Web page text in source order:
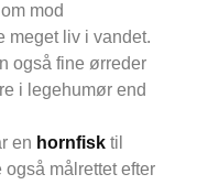
mod
meget liv i vandet.
også fine ørreder
i legehumør end
en hornfisk til
målrettet efter